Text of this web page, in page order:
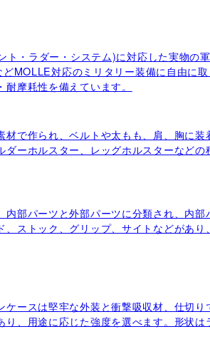
・ラダー・システム)に対応した実物の
MOLLE対応のミリタリー装備に自由に
摩耗性を備えています。
で作られ、ベルトや太もも、肩、胸に
ーホルスター、レッグホルスターなど
部パーツと外部パーツに分類され、内
ストック、グリップ、サイトなどがあ
ースは堅牢な外装と衝撃吸収材、仕切り
、用途に応じた強度を選べます。形状